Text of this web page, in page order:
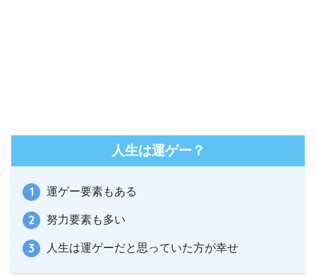
人生は運ゲー？
運ゲー要素もある
努力要素も多い
人生は運ゲーだと思っていた方が幸せ